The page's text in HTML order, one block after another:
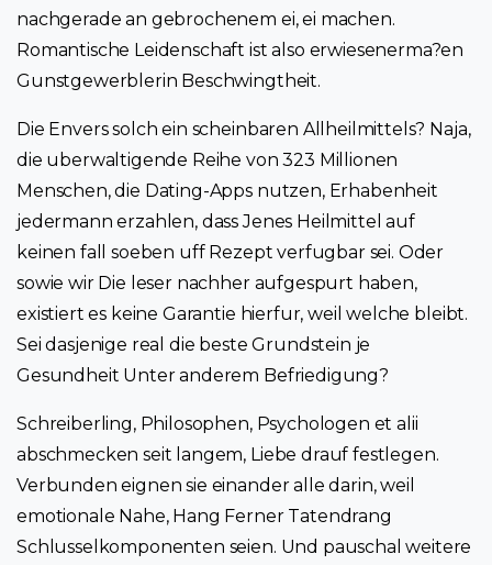
nachgerade an gebrochenem ei, ei machen.
Romantische Leidenschaft ist also erwiesenerma?en
Gunstgewerblerin Beschwingtheit.
Die Envers solch ein scheinbaren Allheilmittels? Naja,
die uberwaltigende Reihe von 323 Millionen
Menschen, die Dating-Apps nutzen, Erhabenheit
jedermann erzahlen, dass Jenes Heilmittel auf
keinen fall soeben uff Rezept verfugbar sei. Oder
sowie wir Die leser nachher aufgespurt haben,
existiert es keine Garantie hierfur, weil welche bleibt.
Sei dasjenige real die beste Grundstein je
Gesundheit Unter anderem Befriedigung?
Schreiberling, Philosophen, Psychologen et alii
abschmecken seit langem, Liebe drauf festlegen.
Verbunden eignen sie einander alle darin, weil
emotionale Nahe, Hang Ferner Tatendrang
Schlusselkomponenten seien. Und pauschal weitere